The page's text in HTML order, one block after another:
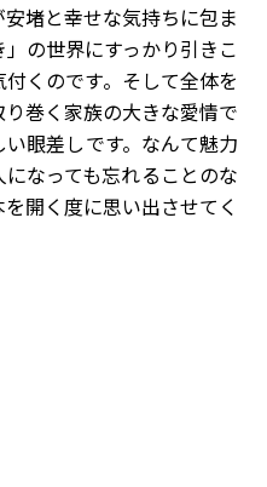
堵と幸せな気持ちに包ま
の世界にすっかり引きこ
くのです。そして全体を
巻く家族の大きな愛情で
眼差しです。なんて魅力
なっても忘れることのな
開く度に思い出させてく